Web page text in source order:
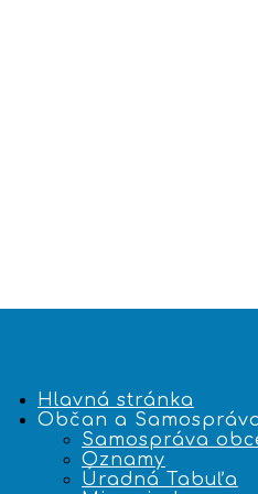
Hlavná stránka
Občan a
Samospráva
Oznamy
Úradná Tabuľa